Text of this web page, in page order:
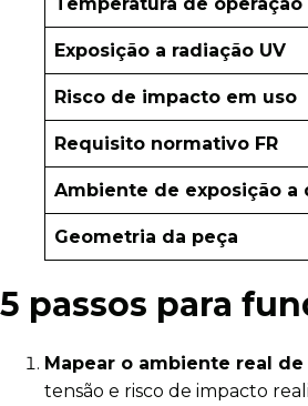
Exposição a radiação UV
Risco de impacto em uso
Requisito normativo FR
Ambiente de exposição a
Geometria da peça
5 passos para
Mapear o ambiente real de
tensão e risco de impacto